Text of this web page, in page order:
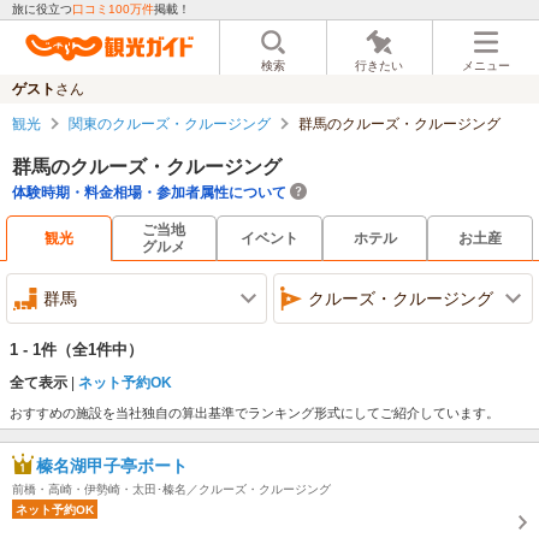
旅に役立つ口コミ100万件掲載！
検索 行きたい メニュー
ゲスト さん
観光 関東のクルーズ・クルージング 群馬のクルーズ・クルージング
群馬のクルーズ・クルージング
体験時期・料金相場・参加者属性について
観光
ご当地
グルメ
イベント ホテル お土産
群馬 クルーズ・クルージング
1 - 1件 （全1件中）
全て表示 ネット予約OK
おすすめの施設を当社独自の算出基準でランキング形式にしてご紹介しています。
榛名湖甲子亭ボート
前橋・高崎・伊勢崎・太田･榛名／クルーズ・クルージング
ネット予約OK